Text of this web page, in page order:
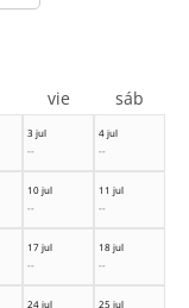
3 jul
--
4 jul
--
10 jul
--
11 jul
--
17 jul
--
18 jul
--
24 jul
25 jul
vie sáb